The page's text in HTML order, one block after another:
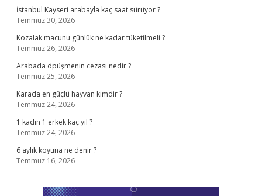
İstanbul Kayseri arabayla kaç saat sürüyor ?
Temmuz 30, 2026
Kozalak macunu günlük ne kadar tüketilmeli ?
Temmuz 26, 2026
Arabada öpüşmenin cezası nedir ?
Temmuz 25, 2026
Karada en güçlü hayvan kimdir ?
Temmuz 24, 2026
1 kadın 1 erkek kaç yıl ?
Temmuz 24, 2026
6 aylık koyuna ne denir ?
Temmuz 16, 2026